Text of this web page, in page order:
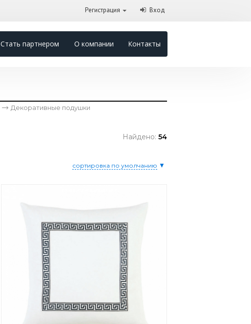
Регистрация Вход
Стать партнером О компании Контакты
Декоративные подушки
Найдено: 54
сортировка по умолчанию ▼